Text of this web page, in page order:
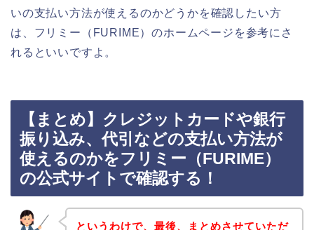
いの支払い方法が使えるのかどうかを確認したい方
は、フリミー（FURIME）のホームページを参考にさ
れるといいですよ。
【まとめ】クレジットカードや銀行
振り込み、代引などの支払い方法が
使えるのかをフリミー（FURIME）
の公式サイトで確認する！
というわけで、最後、まとめさせていただ